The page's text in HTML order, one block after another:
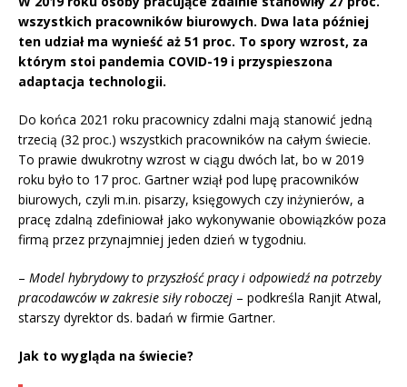
wszystkich pracowników biurowych. Dwa lata później
ten udział ma wynieść aż 51 proc. To spory wzrost, za
którym stoi pandemia COVID-19 i przyspieszona
adaptacja technologii.
Do końca 2021 roku pracownicy zdalni mają stanowić jedną
trzecią (32 proc.) wszystkich pracowników na całym świecie.
To prawie dwukrotny wzrost w ciągu dwóch lat, bo w 2019
roku było to 17 proc. Gartner wziął pod lupę pracowników
biurowych, czyli m.in. pisarzy, księgowych czy inżynierów, a
pracę zdalną zdefiniował jako wykonywanie obowiązków poza
firmą przez przynajmniej jeden dzień w tygodniu.
– Model hybrydowy to przyszłość pracy i odpowiedź na potrzeby
pracodawców w zakresie siły roboczej – podkreśla Ranjit Atwal,
starszy dyrektor ds. badań w firmie Gartner.
Jak to wygląda na świecie?